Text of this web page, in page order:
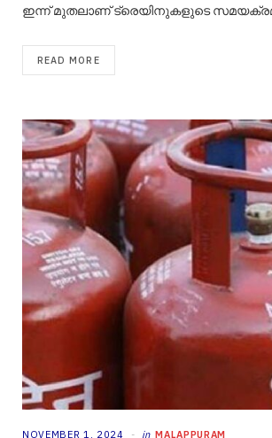
ഇന്ന് മുതലാണ് ട്രെയിനുകളുടെ
READ MORE
NOVEMBER 1, 2024 in MALAPPURAM